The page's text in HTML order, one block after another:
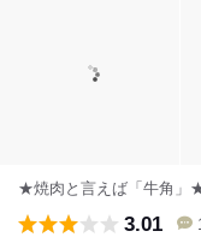
★焼肉と言えば「牛角」
3.01